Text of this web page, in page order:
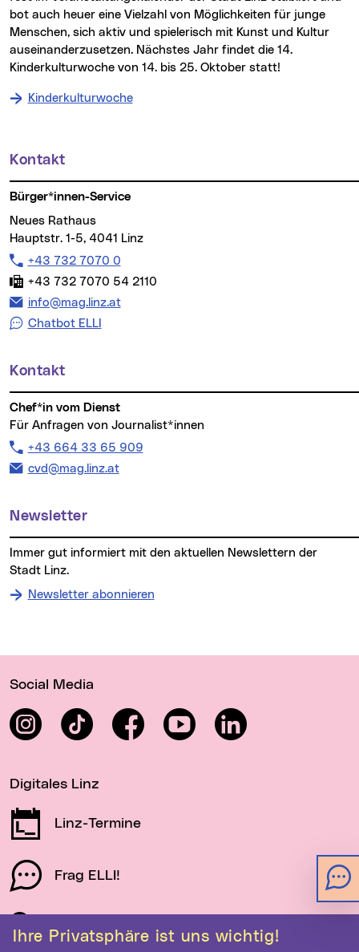
Ihre Privatsphäre ist uns wichtig!
bot auch heuer eine Vielzahl von Möglichkeiten für junge
Menschen, sich aktiv und spielerisch mit Kunst und Kultur
auseinanderzusetzen. Nächstes Jahr findet die 14.
Kinderkulturwoche von 14. bis 25. Oktober statt!
Kinderkulturwoche
Weitere Informationen
Kontakt
Bürger*innen-Service
Neues Rathaus
Hauptstr. 1-5, 4041 Linz
Telefon:
+43 732 7070 0
Fax:
+43 732 7070 54 2110
E-Mail Adresse:
info@mag.linz.at
Chatbot ELLI
Kontakt
Chef*in vom Dienst
Für Anfragen von Journalist*innen
Telefon:
+43 664 33 65 909
E-Mail Adresse:
cvd@mag.linz.at
Newsletter
Stadt Linz.
Newsletter abonnieren
Social Media
InstagramTikTok FacebookYouTube LinkedIn
Digitales Linz
Linz-Termine
Frag ELLI!
Schau auf Linz